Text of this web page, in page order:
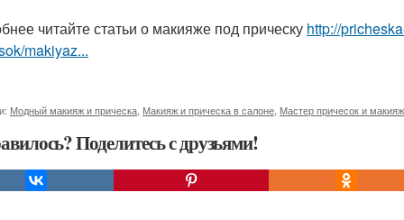
читайте статьи о макияже под прическу http://
makiyaz...
Модный макияж и прическа Макияж и прическа в салоне Мастер причесок и
Поделитесь с друзьями!